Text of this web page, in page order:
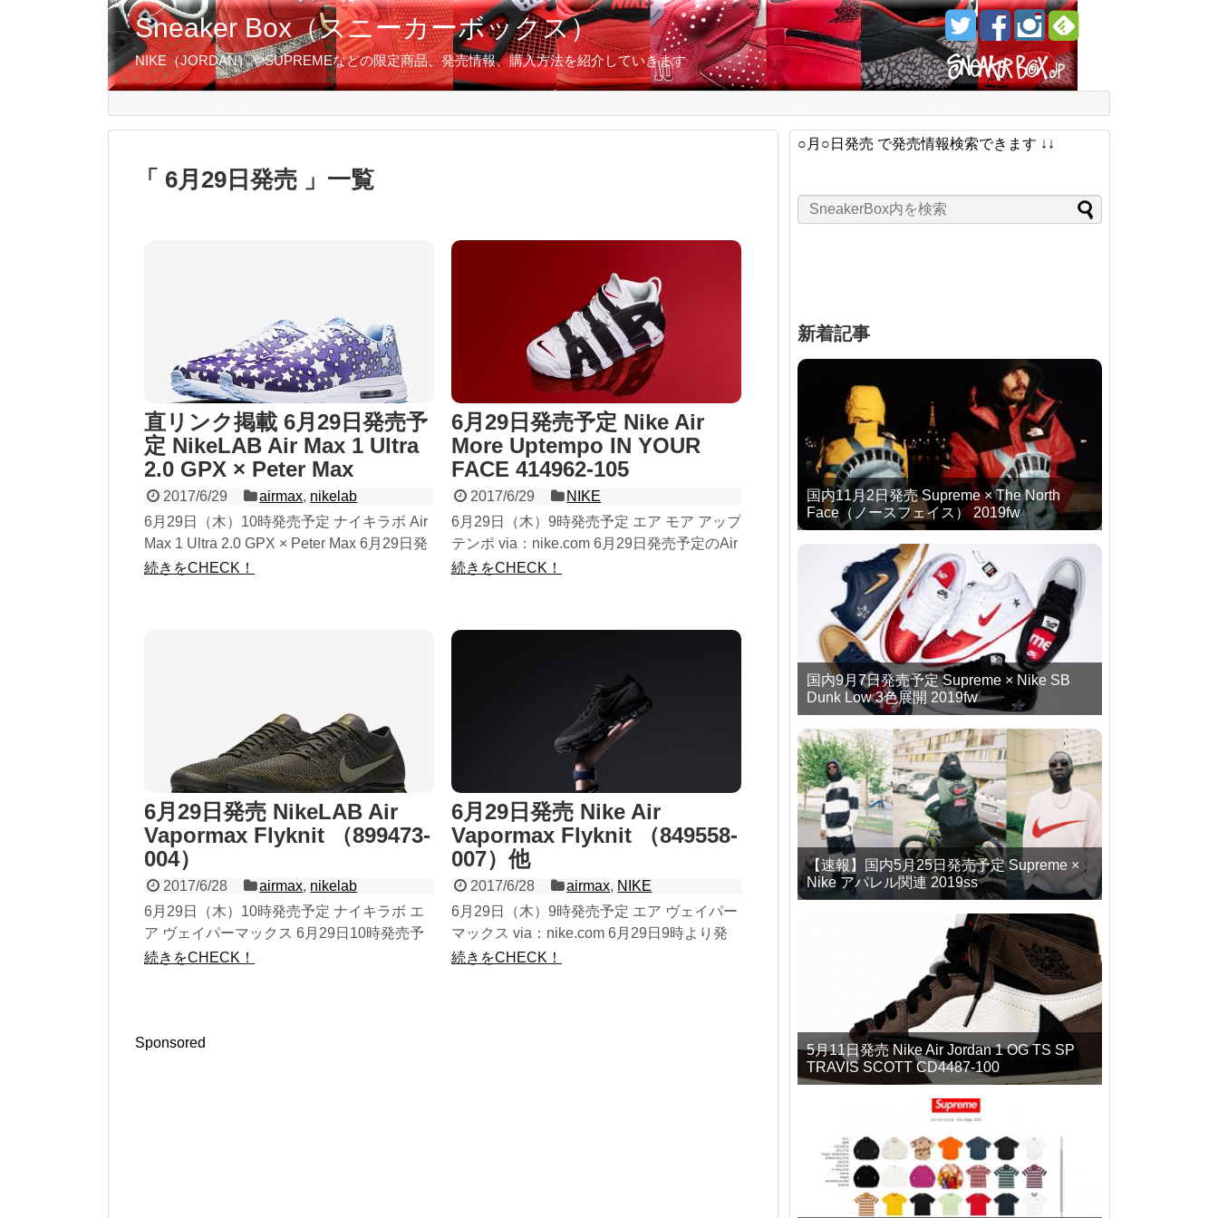
Sneaker Box（スニーカーボックス）
NIKE（JORDAN）やSUPREMEなどの限定商品、発売情報、購入方法を紹介していきます
6月29日発売 一覧
直リンク掲載 6月29日発売予
定 NikeLAB Air Max 1 Ultra
2.0 GPX × Peter Max
2017/6/29 airmax, nikelab
6月29日（木）10時発売予定 ナイキラボ Air
Max 1 Ultra 2.0 GPX × Peter Max 6月29日発
売予定のAir Max 1 Ultra 2.0 GPX × Peter...
続きをCHECK！
6月29日発売予定 Nike Air
More Uptempo IN YOUR
FACE 414962-105
2017/6/29
NIKE
6月29日（木）9時発売予定 エア モア アップ
テンポ via：nike.com 6月29日発売予定のAir
More Uptempo IN YOUR FACE 414962-105
続きをCHECK！
6月29日発売 NikeLAB Air
Vapormax Flyknit （899473-
004）
2017/6/28 airmax, nikelab
6月29日（木）10時発売予定 ナイキラボ エ
ア ヴェイパーマックス 6月29日10時発売予
定のNikeLAB Air Vapormax Flyknit
続きをCHECK！
6月29日発売 Nike Air
Vapormax Flyknit （849558-
007）他
2017/6/28 airmax, NIKE
6月29日（木）9時発売予定 エア ヴェイパー
マックス via：nike.com 6月29日9時より発
売予定のNike Air Vapormax Flyknit
続きをCHECK！
Sponsored
○月○日発売 で発売情報検索できます ↓↓
新着記事
国内11月2日発売 Supreme × The North
Face（ノースフェイス） 2019fw
国内9月7日発売予定 Supreme × Nike SB
Dunk Low 3色展開 2019fw
【速報】国内5月25日発売予定 Supreme ×
Nike アパレル関連 2019ss
5月11日発売 Nike Air Jordan 1 OG TS SP
TRAVIS SCOTT CD4487-100